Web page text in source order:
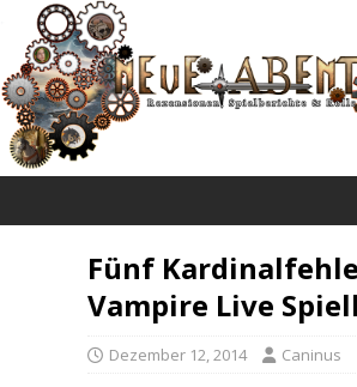
Fünf
Vampire Live
Dezember 12, 2014 Caninus